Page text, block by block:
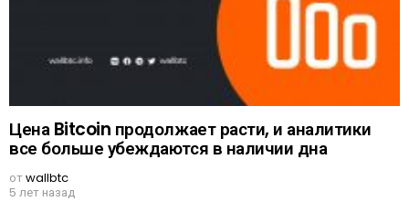
Цена Bitcoin продолжает расти, и аналитики
все больше убеждаются в наличии дна
отwallbtc
5 лет назад